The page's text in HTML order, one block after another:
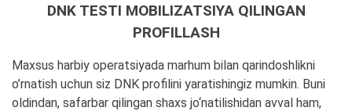
DNK TESTI MOBILIZATSIYA QILINGAN
PROFILLASH
Maxsus harbiy operatsiyada marhum bilan qarindoshlikni
o’rnatish uchun siz DNK profilini yaratishingiz mumkin. Buni
oldindan, safarbar qilingan shaxs jo‘natilishidan avval ham,